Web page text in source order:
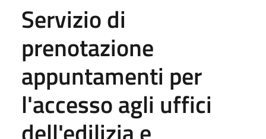
Servizio di
prenotazione
appuntamenti per
l'accesso agli uffici